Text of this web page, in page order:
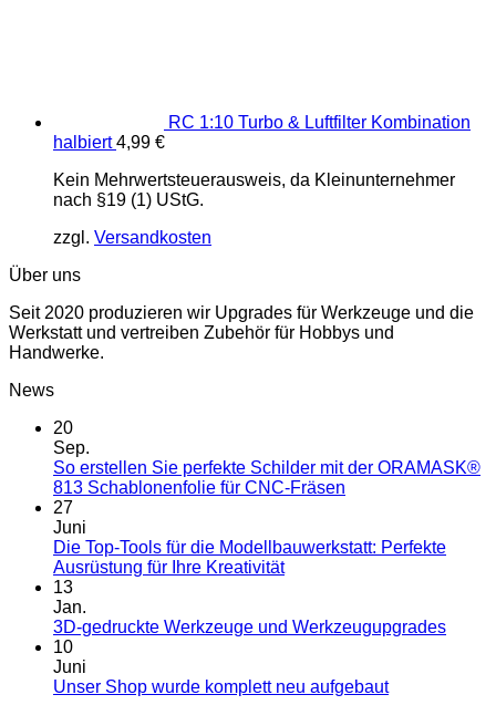
RC 1:10 Turbo & Luftfilter Kombination
halbiert 4,99 €
Kein Mehrwertsteuerausweis, da Kleinunternehmer
nach §19 (1) UStG.
zzgl. Versandkosten
Über uns
Seit 2020 produzieren wir Upgrades für Werkzeuge und die
Werkstatt und vertreiben Zubehör für Hobbys und
Handwerke.
News
20
Sep.
So erstellen Sie perfekte Schilder mit der ORAMASK®
813 Schablonenfolie für CNC-Fräsen
27
Juni
Die Top-Tools für die Modellbauwerkstatt: Perfekte
Ausrüstung für Ihre Kreativität
13
Jan.
3D-gedruckte Werkzeuge und Werkzeugupgrades
10
Juni
Unser Shop wurde komplett neu aufgebaut